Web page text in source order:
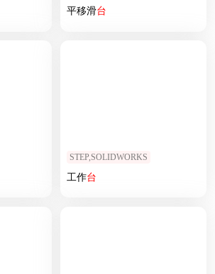
平移滑台
STEP,SOLIDWORKS
工作台